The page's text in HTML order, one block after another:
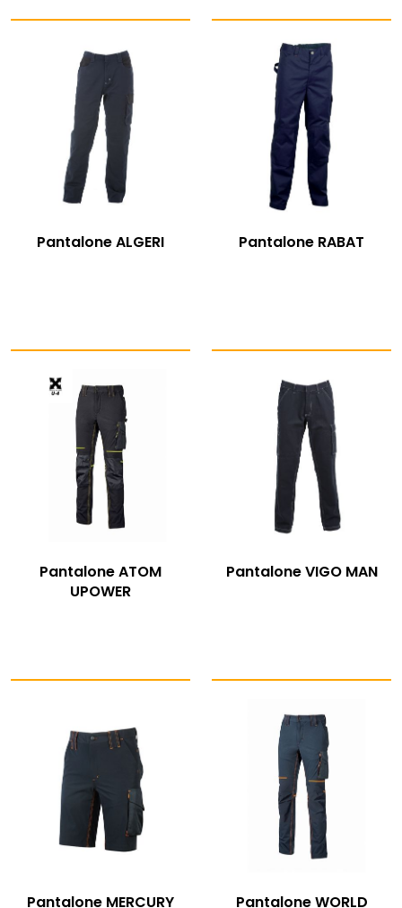
Pantalone ALGERI Pantalone RABAT
Pantalone ATOM
UPOWER
Pantalone VIGO MAN
Pantalone MERCURY Pantalone WORLD